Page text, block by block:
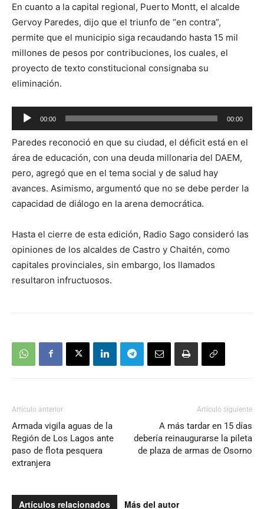
En cuanto a la capital regional, Puerto Montt, el alcalde
Gervoy Paredes, dijo que el triunfo de “en contra”,
permite que el municipio siga recaudando hasta 15 mil
millones de pesos por contribuciones, los cuales, el
proyecto de texto constitucional consignaba su
eliminación.
Reproductor
de
audio
00:00 00:00
Paredes reconoció en que su ciudad, el déficit está en el
área de educación, con una deuda millonaria del DAEM,
pero, agregó que en el tema social y de salud hay
avances. Asimismo, argumentó que no se debe perder la
capacidad de diálogo en la arena democrática.
Hasta el cierre de esta edición, Radio Sago consideró las
opiniones de los alcaldes de Castro y Chaitén, como
capitales provinciales, sin embargo, los llamados
resultaron infructuosos.
Artículo anterior
Armada vigila aguas de la
Región de Los Lagos ante
paso de flota pesquera
extranjera
Artículo siguiente
A más tardar en 15 días
debería reinaugurarse la pileta
de plaza de armas de Osorno
Artículos relacionados Más del autor